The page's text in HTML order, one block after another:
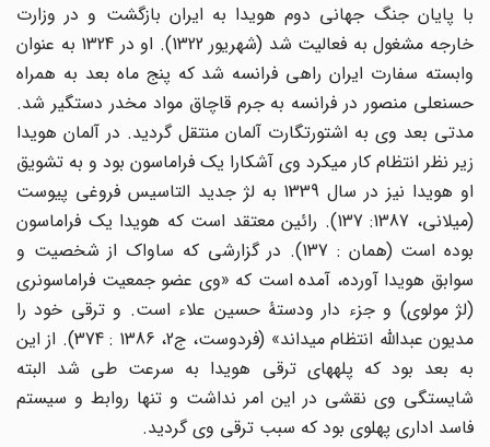
با پایان جنگ جهانی دوم هویدا به ایران بازگشت و در وزارت
خارجه مشغول به فعالیت شد (شهریور 1322). او در 1324 به عنوان
وابسته سفارت ایران راهی فرانسه شد که پنج ماه بعد به همراه
حسنعلی منصور در فرانسه به جرم قاچاق مواد مخدر دستگیر شد.
مدتی بعد وی به اشتورتگارت آلمان منتقل گردید. در آلمان هویدا
زیر نظر انتظام کار می­کرد وی آشکارا یک فراماسون بود و به تشویق
او هویدا نیز در سال 1339 به لژ جدید ­التاسیس فروغی پیوست
(میلانی، 1387: 137). رائین معتقد است که هویدا یک فراماسون
بوده است (همان : 137). در گزارشی که ساواک از شخصیت و
سوابق هویدا آورده، آمده است که «وی عضو جمعیت فراماسونری
(لژ مولوی) و جزء دار ودستۀ حسین علاء است. و ترقی خود را
مدیون عبدالله انتظام می­داند» (فردوست، ج2، 1386 : 374). از این
به بعد بود که پله­های ترقی هویدا به سرعت طی شد البته
شایستگی وی نقشی در این امر نداشت و تنها روابط و سیستم
فاسد اداری پهلوی بود که سبب ترقی وی گردید.